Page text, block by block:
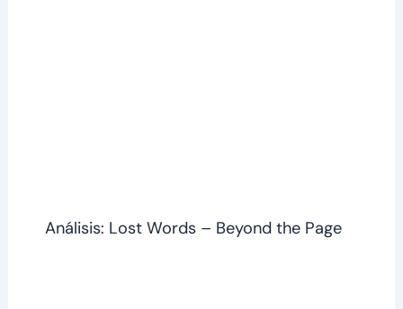
Análisis: Lost Words – Beyond the Page